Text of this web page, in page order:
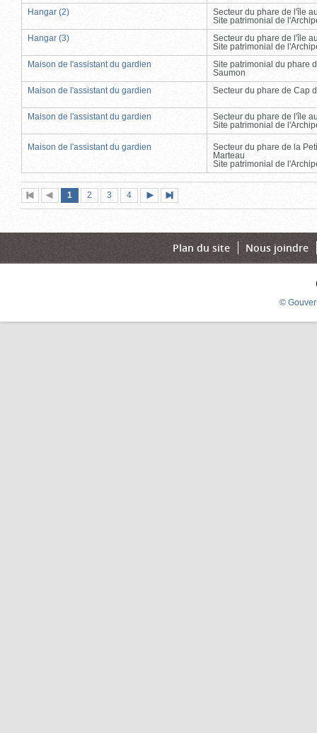
Hangar (2)
Secteur du phare de l'île
Site patrimonial de
Hangar (3)
Secteur du phare de l'île
Site patrimonial de
Maison de l'assistant du gardien
Site patrimonial du phare
Saumon
Maison de l'assistant du gardien
Secteur du phare de Cap
Maison de l'assistant du gardien
Secteur du phare de l'île
Site patrimonial de
Maison de l'assistant du gardien
Secteur du phare de la
Marteau
Site patrimonial de
Première
page
Page
précédente
Page
1 (page
actuelle)
Page
2 Page
3 Page
4
suivante
page
Plan du site Nous joindre
©